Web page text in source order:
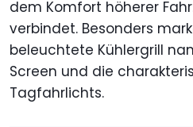
dem Komfort höherer
verbindet. Besonders
beleuchtete Kühlergrill
Screen und die
Tagfahrlichts.